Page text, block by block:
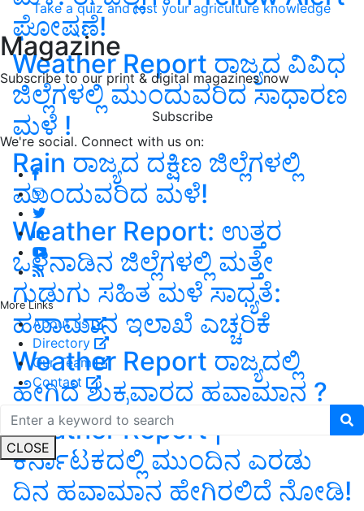
Take a quiz and test your agriculture knowledge
Magazine
Subscribe to our print & digital magazines now
Subscribe
We're social. Connect with us on:
More Links
About us
Directory
Our Team
Contact
CLOSE
ಘೋಷಣೆ!
Weather Report ರಾಜ್ಯದ ವಿವಿಧ
ಜಿಲ್ಲೆಗಳಲ್ಲಿ ಮುಂದುವರಿದ ಸಾಧಾರಣ
ಮಳೆ !
Rain ರಾಜ್ಯದ ದಕ್ಷಿಣ ಜಿಲ್ಲೆಗಳಲ್ಲಿ
ಮುಂದುವರಿದ ಮಳೆ!
Weather Report: ಉತ್ತರ
ಒಳನಾಡಿನ ಜಿಲ್ಲೆಗಳಲ್ಲಿ ಮತ್ತೇ
ಗುಡುಗು ಸಹಿತ ಮಳೆ ಸಾಧ್ಯತೆ:
ಹವಾಮಾನ ಇಲಾಖೆ ಎಚ್ಚರಿಕೆ
Weather Report ರಾಜ್ಯದಲ್ಲಿ
ಹೇಗಿದೆ ಶುಕ್ರವಾರದ ಹವಾಮಾನ ?
Weather Report |
ಕರ್ನಾಟಕದಲ್ಲಿ ಮುಂದಿನ ಎರಡು
ದಿನ ಹವಾಮಾನ ಹೇಗಿರಲಿದೆ ನೋಡಿ!